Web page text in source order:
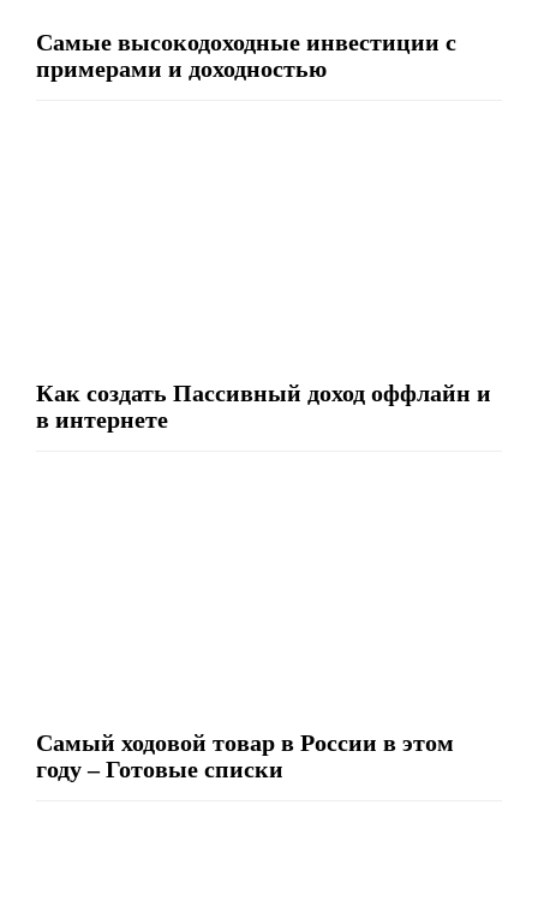
Самые высокодоходные инвестиции с
примерами и доходностью
Как создать Пассивный доход оффлайн и
в интернете
Самый ходовой товар в России в этом
году – Готовые списки